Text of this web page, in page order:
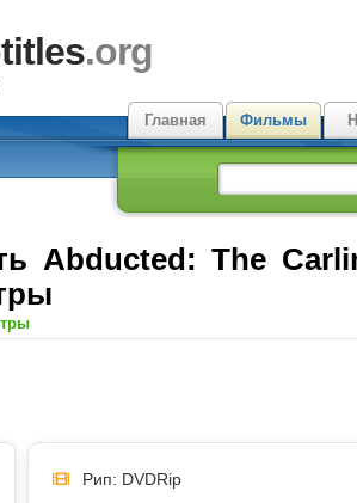
.org
Главная
Фильмы
Abducted: The
Рип: DVDRip